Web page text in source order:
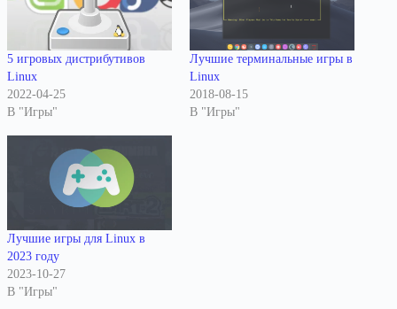
5 игровых дистрибутивов
Linux
2022-04-25
В "Игры"
Лучшие терминальные игры в
Linux
2018-08-15
В "Игры"
Лучшие игры для Linux в
2023 году
2023-10-27
В "Игры"